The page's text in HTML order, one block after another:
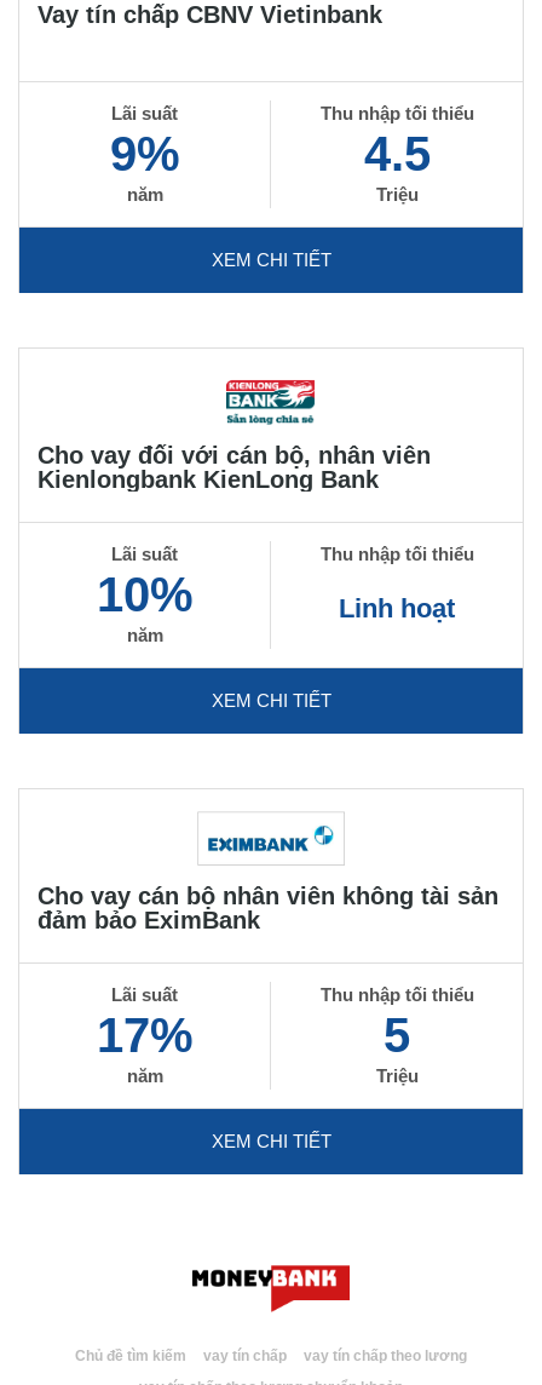
Vay tín chấp CBNV Vietinbank
Lãi suất
9%
năm
Thu nhập tối thiểu
4.5
Triệu
XEM CHI TIẾT
Cho vay đối với cán bộ, nhân viên
Kienlongbank KienLong Bank
Lãi suất
10%
năm
Thu nhập tối thiểu
Linh hoạt
XEM CHI TIẾT
Cho vay cán bộ nhân viên không tài sản
đảm bảo EximBank
Lãi suất
17%
năm
Thu nhập tối thiểu
5
Triệu
XEM CHI TIẾT
Chủ đề tìm kiếm vay tín chấp
vay tín chấp theo lương